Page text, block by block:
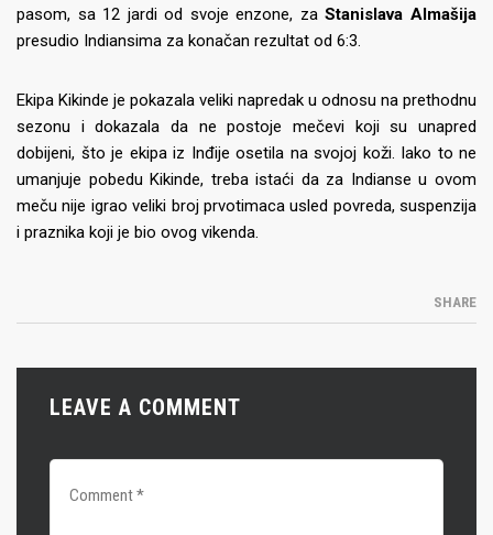
pasom, sa 12 jardi od svoje enzone, zaStanislava Almašija
presudio Indiansima za konačan rezultat od 6:3.
Ekipa Kikinde je pokazala veliki napredak u odnosu na prethodnu
sezonu i dokazala da ne postoje mečevi koji su unapred
dobijeni, što je ekipa iz Inđije osetila na svojoj koži. Iako to ne
umanjuje pobedu Kikinde, treba istaći da za Indianse u ovom
meču nije igrao veliki broj prvotimaca usled povreda, suspenzija
i praznika koji je bio ovog vikenda.
SHARE
LEAVE A COMMENT